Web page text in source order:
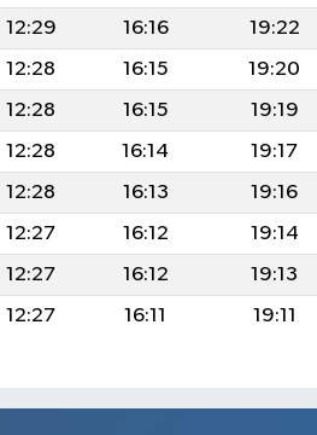
12:29 16:16 19:22
12:28 16:15 19:20
12:28 16:15 19:19
12:28 16:14 19:17
12:28 16:13 19:16
12:27 16:12 19:14
12:27 16:12 19:13
12:27 16:11 19:11